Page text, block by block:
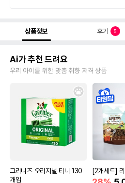
상품정보 후기 5
Ai가 추천 드려요
우리 아이를 위한 맞춤 취향 저격 상품
그리니즈 오리지널 티니 130
개입
[2개세트]